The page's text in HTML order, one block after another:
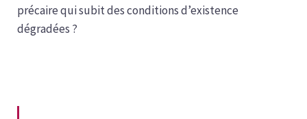
précaire qui subit des conditions d’existence
dégradées ?